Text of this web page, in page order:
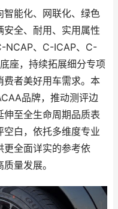
智能化、网联化、绿色
全、耐用、实用属性
NCAP、C-ICAP、C-
座，持续拓展细分专项
费者美好用车需求。本
品牌，推动测评边
伸至全生命周期品质表
白，依托多维度专业
更全面详实的参考依
量发展。